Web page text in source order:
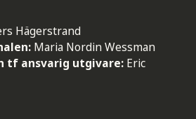
Hägerstrand
Maria Nordin Wessman
tf ansvarig utgivare: Eric